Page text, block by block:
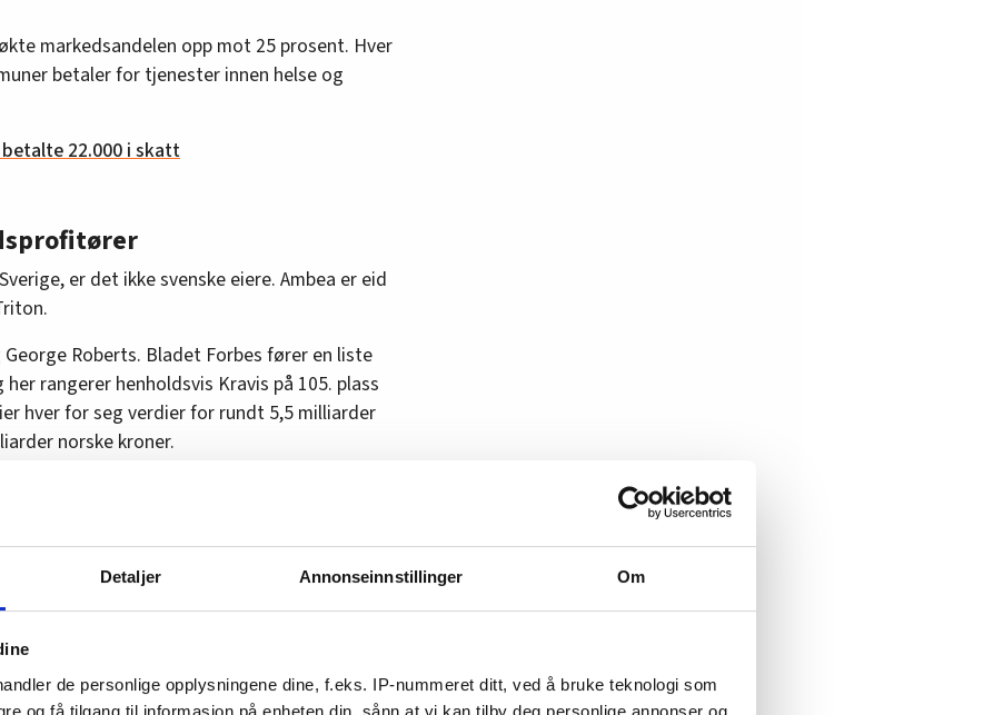
Detaljer Annonseinnstillinger Om
de personlige opplysningene dine, f.eks. IP-nummeret ditt, ved å bruke teknologi som
og få tilgang til informasjon på enheten din, sånn at vi kan tilby deg personlige annonser og
markedsandelen opp mot 25 prosent. Hver
betaler for tjenester innen helse og
22.000 i skatt
er det ikke svenske eiere. Ambea er eid
George Roberts. Bladet Forbes fører en liste
rangerer henholdsvis Kravis på 105. plass
hver for seg verdier for rundt 5,5 milliarder
norske kroner.
er nå klare til å sikre seg sin store andel
utgangspunkt i Sverige med investeringer
å være naive